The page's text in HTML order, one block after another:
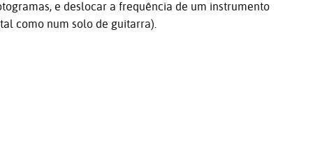
e deslocar a frequência de um instrumento
como num solo de guitarra).